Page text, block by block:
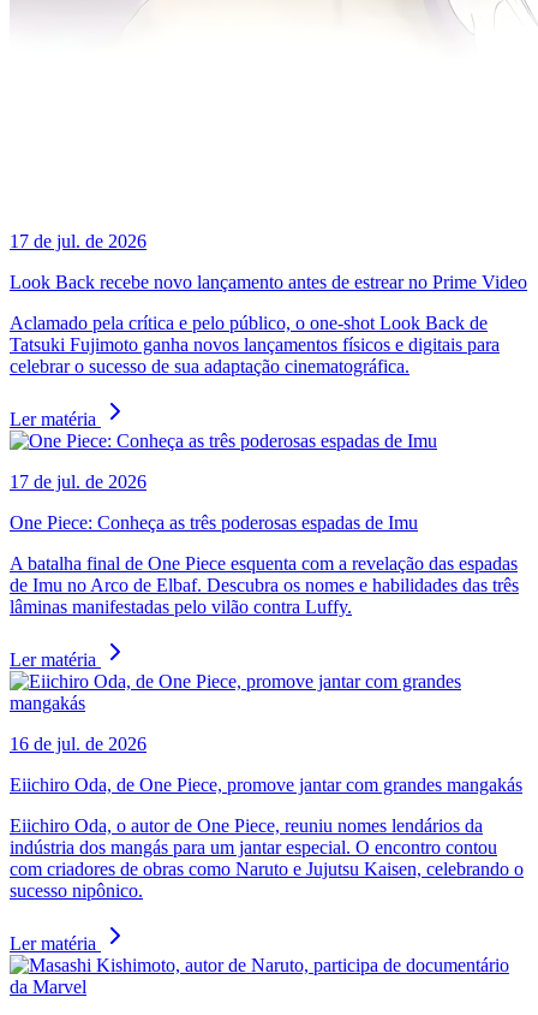
17 de jul. de 2026
Look Back recebe novo lançamento antes de estrear no Prime Video
Aclamado pela crítica e pelo público, o one-shot Look Back de
Tatsuki Fujimoto ganha novos lançamentos físicos e digitais para
celebrar o sucesso de sua adaptação cinematográfica.
Ler matéria
17 de jul. de 2026
One Piece: Conheça as três poderosas espadas de Imu
A batalha final de One Piece esquenta com a revelação das espadas
de Imu no Arco de Elbaf. Descubra os nomes e habilidades das três
lâminas manifestadas pelo vilão contra Luffy.
Ler matéria
16 de jul. de 2026
Eiichiro Oda, de One Piece, promove jantar com grandes mangakás
Eiichiro Oda, o autor de One Piece, reuniu nomes lendários da
indústria dos mangás para um jantar especial. O encontro contou
com criadores de obras como Naruto e Jujutsu Kaisen, celebrando o
sucesso nipônico.
Ler matéria